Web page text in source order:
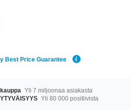
Best Price Guarantee
Yli 7 miljoonaa asiakasta
Yli 80 000 positiivista